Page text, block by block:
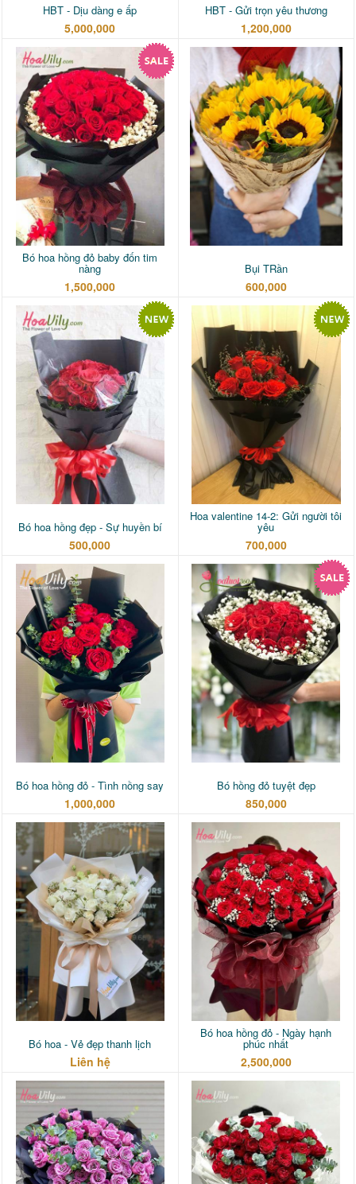
HBT - Dịu dàng e ấp
5,000,000
HBT - Gửi trọn yêu thương
1,200,000
Bó hoa hồng đỏ baby đốn tim
nàng
1,500,000
Bụi TRần
600,000
Bó hoa hồng đẹp - Sự huyền bí
500,000
Hoa valentine 14-2: Gửi người tôi
yêu
700,000
Bó hoa hồng đỏ - Tình nồng say
1,000,000
Bó hồng đỏ tuyệt đẹp
850,000
Bó hoa - Vẻ đẹp thanh lịch
Liên hệ
Bó hoa hồng đỏ - Ngày hạnh
phúc nhất
2,500,000